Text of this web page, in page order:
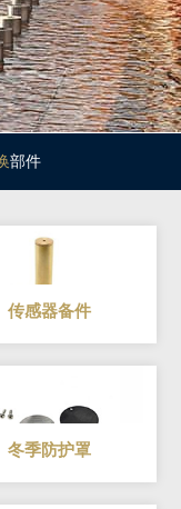
部件
传感器备件
冬季防护罩